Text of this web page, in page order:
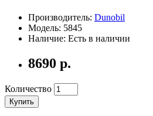
Производитель: Dunobil
Модель: 5845
Наличие: Есть в наличии
8690 р.
Количество
Купить